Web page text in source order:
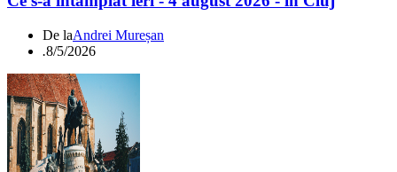
De laAndrei Mureșan
.8/5/2026